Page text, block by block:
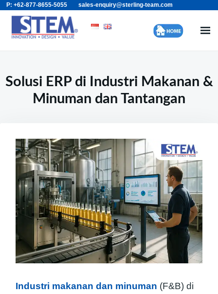
Skip
content
Search
for:
P: +62-877-8655-5055 sales-enquiry@sterling-team.com
Solusi ERP di Industri Makanan &
Minuman dan Tantangan
Industri makanan dan minuman (F&B) di